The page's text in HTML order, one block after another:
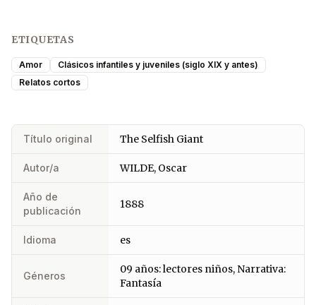
ETIQUETAS
Amor
Clásicos infantiles y juveniles (siglo XIX y antes)
Relatos cortos
Título original The Selfish Giant
Autor/a WILDE, Oscar
Año de
publicación
1888
Idioma es
Géneros
09 años: lectores niños, Narrativa:
Fantasía